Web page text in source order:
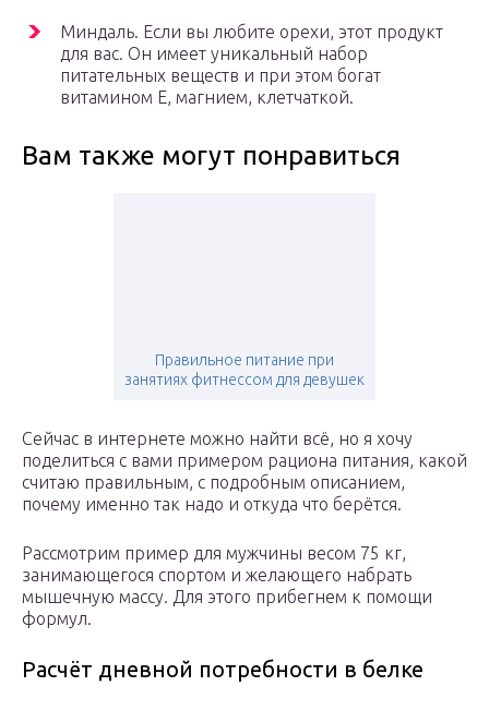
Миндаль. Если вы любите орехи, этот продукт
для вас. Он имеет уникальный набор
питательных веществ и при этом богат
витамином E, магнием, клетчаткой.
Вам также могут понравиться
Правильное питание при
занятиях фитнессом для девушек
Сейчас в интернете можно найти всё, но я хочу
поделиться с вами примером рациона питания, какой
считаю правильным, с подробным описанием,
почему именно так надо и откуда что берётся.
Рассмотрим пример для мужчины весом 75 кг,
занимающегося спортом и желающего набрать
мышечную массу. Для этого прибегнем к помощи
формул.
Расчёт дневной потребности в белке